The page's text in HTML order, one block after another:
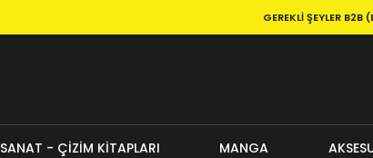
GEREKLI ŞEYLER B2B
SANAT - ÇİZİM KİTAPLARI MANGA